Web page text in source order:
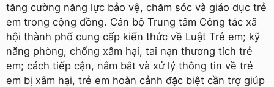
tăng cường năng lực bảo vệ, chăm sóc và giáo dục trẻ
em trong cộng đồng. Cán bộ Trung tâm Công tác xã
hội thành phố cung cấp kiến thức về Luật Trẻ em; kỹ
năng phòng, chống xâm hại, tai nạn thương tích trẻ
em; cách tiếp cận, nắm bắt và xử lý thông tin về trẻ
em bị xâm hại, trẻ em hoàn cảnh đặc biệt cần trợ giúp